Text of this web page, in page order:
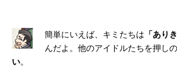
簡単にいえば、キミたちは 「あり
んだよ。他のアイドルたちを押し
い。